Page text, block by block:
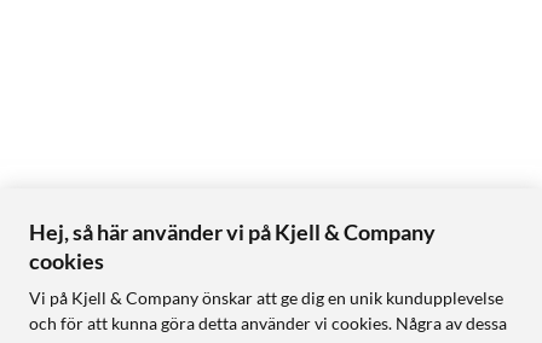
Hej, så här använder vi på Kjell & Company
cookies
Vi på Kjell & Company önskar att ge dig en unik kundupplevelse
och för att kunna göra detta använder vi cookies. Några av dessa